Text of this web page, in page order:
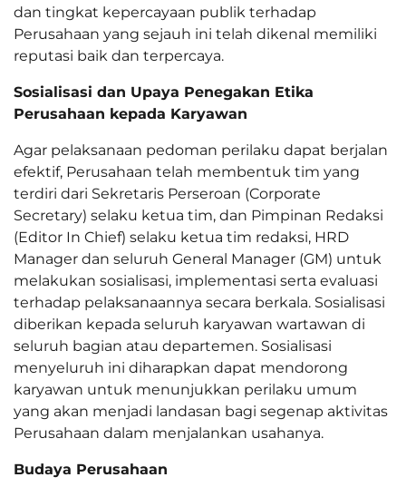
dan tingkat kepercayaan publik terhadap
Perusahaan yang sejauh ini telah dikenal memiliki
reputasi baik dan terpercaya.
Sosialisasi dan Upaya Penegakan Etika
Perusahaan kepada Karyawan
Agar pelaksanaan pedoman perilaku dapat berjalan
efektif, Perusahaan telah membentuk tim yang
terdiri dari Sekretaris Perseroan (Corporate
Secretary) selaku ketua tim, dan Pimpinan Redaksi
(Editor In Chief) selaku ketua tim redaksi, HRD
Manager dan seluruh General Manager (GM) untuk
melakukan sosialisasi, implementasi serta evaluasi
terhadap pelaksanaannya secara berkala. Sosialisasi
diberikan kepada seluruh karyawan wartawan di
seluruh bagian atau departemen. Sosialisasi
menyeluruh ini diharapkan dapat mendorong
karyawan untuk menunjukkan perilaku umum
yang akan menjadi landasan bagi segenap aktivitas
Perusahaan dalam menjalankan usahanya.
Budaya Perusahaan